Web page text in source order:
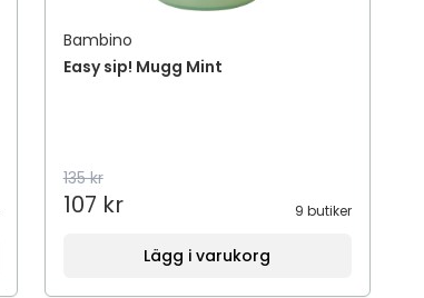
Bambino
Easy sip! Mugg Mint
135 kr
107 kr 9 butiker
Lägg i varukorg